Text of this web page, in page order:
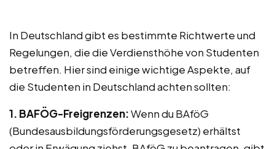
In Deutschland gibt es bestimmte Richtwerte und
Regelungen, die die Verdiensthöhe von Studenten
betreffen. Hier sind einige wichtige Aspekte, auf
die Studenten in Deutschland achten sollten:
1. BAFÖG-Freigrenzen:Wenn du BAföG
(Bundesausbildungsförderungsgesetz) erhältst